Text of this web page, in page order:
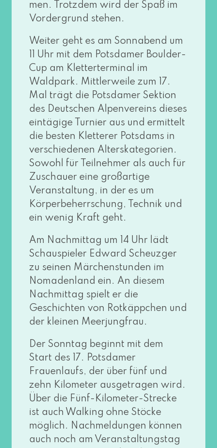
men. Trotzdem wird der Spaß im
Vordergrund stehen.
Weiter geht es am Sonnabend um
11 Uhr mit dem Potsdamer Boulder-
Cup am Kletterterminal im
Waldpark. Mittlerweile zum 17.
Mal trägt die Potsdamer Sektion
des Deutschen Alpenvereins die­ses
ein­tä­gi­ge Turnier aus und ermit­telt
die bes­ten Kletterer Potsdams in
ver­schie­de­nen Alterskategorien.
Sowohl für Teilnehmer als auch für
Zuschauer eine groß­ar­ti­ge
Veranstaltung, in der es um
Körperbeherrschung, Technik und
ein wenig Kraft geht.
Am Nachmittag um 14 Uhr lädt
Schauspieler Edward Scheuzger
zu sei­nen Märchenstunden im
Nomadenland ein. An die­sem
Nachmittag spielt er die
Geschichten von Rotkäppchen und
der klei­nen Meerjungfrau.
Der Sonntag beginnt mit dem
Start des 17. Potsdamer
Frauenlaufs, der über fünf und
zehn Kilometer aus­ge­tra­gen wird.
Über die Fünf-Kilometer-Strecke
ist auch Walking ohne Stöcke
mög­lich. Nachmeldungen kön­nen
auch noch am Veranstaltungstag